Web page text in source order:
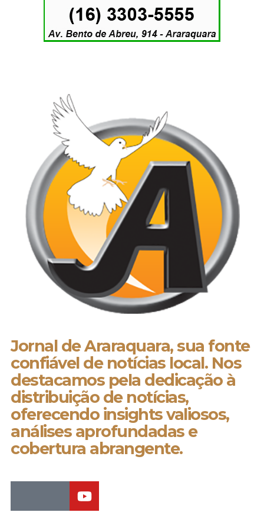
Jornal de Araraquara, sua fonte
confiável de notícias local. Nos
destacamos pela dedicação à
distribuição de notícias,
oferecendo insights valiosos,
análises aprofundadas e
cobertura abrangente.